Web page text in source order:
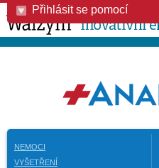
Přihlásit se pomocí
NEMOCI
VYŠETŘENÍ